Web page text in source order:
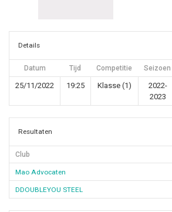
Details
Datum Tijd Competitie Seizoen
25/11/2022 19:25 Klasse (1)
2022-
2023
Resultaten
Club
Mao Advocaten
DDOUBLEYOU STEEL